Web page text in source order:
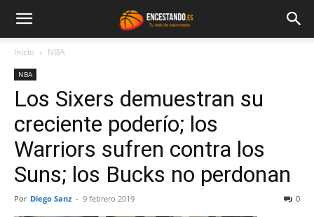
Inicio NBA
NBA
Los Sixers demuestran su
creciente poderío; los
Warriors sufren contra los
Suns; los Bucks no perdonan
Por Diego Sanz - 9 febrero 2019 0